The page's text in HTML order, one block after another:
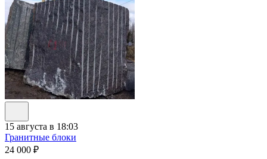
15 августа в 18:03
Гранитные блоки
24 000 ₽